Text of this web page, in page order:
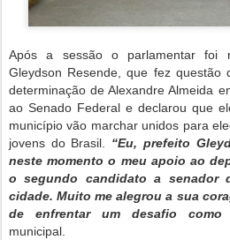
Após a sessão o parlamentar foi
Gleydson Resende, que fez
determinação de Alexandre Almeida
ao Senado Federal e declarou que
município vão marchar unidos para
jovens do Brasil. “Eu, prefeito
neste momento o meu apoio ao
o segundo candidato a senador
cidade. Muito me alegrou a sua
de enfrentar um desafio como
municipal.